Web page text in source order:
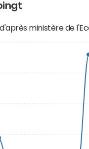
ministère de